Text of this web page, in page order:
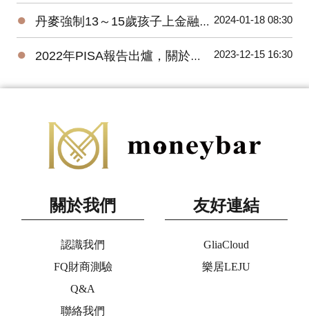
● 丹麥強制13～15歲孩子上金融教育課程，台灣呢？ 2024-01-18 08:30
● 2022年PISA報告出爐，關於金融素養做了哪些改變？ 2023-12-15 16:30
關於我們
認識我們
FQ財商測驗
Q&A
聯絡我們
友好連結
GliaCloud
樂居LEJU